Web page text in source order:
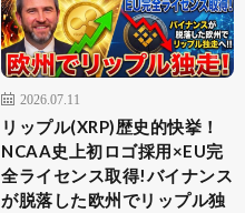
2026.07.11
リップル(XRP)歴史的快挙！
NCAA史上初ロゴ採用×EU完
全ライセンス取得!バイナンス
が脱落した欧州でリップル独